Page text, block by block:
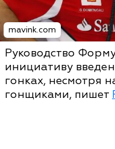
mavink.com
Руководство
инициативу
гонках, несмотря
гонщиками, пишет